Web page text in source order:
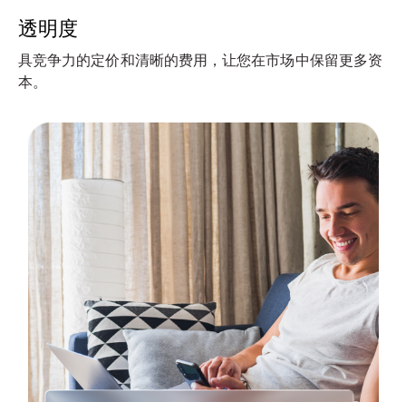
透明度
具竞争力的定价和清晰的费用，让您在市场中保留更多资
本。